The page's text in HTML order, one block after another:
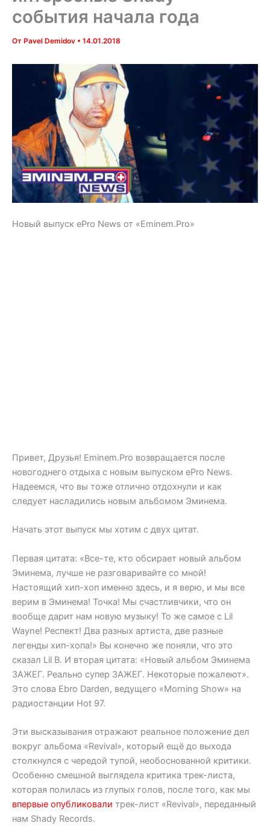
события начала года
От Pavel Demidov • 14.01.2018
Новый выпуск ePro News от «Eminem.Pro»
Привет, Друзья! Eminem.Pro возвращается после
новогоднего отдыха с новым выпуском ePro News.
Надеемся, что вы тоже отлично отдохнули и как
следует насладились новым альбомом Эминема.
Начать этот выпуск мы хотим с двух цитат.
Первая цитата: «Все-те, кто обсирает новый альбом
Эминема, лучше не разговаривайте со мной!
Настоящий хип-хоп именно здесь, и я верю, и мы все
верим в Эминема! Точка! Мы счастливчики, что он
вообще дарит нам новую музыку! То же самое с Lil
Wayne! Респект! Два разных артиста, две разные
легенды хип-хопа!» Вы конечно же поняли, что это
сказал Lil B. И вторая цитата: «Новый альбом Эминема
ЗАЖЕГ. Реально супер ЗАЖЕГ. Некоторые пожалеют».
Это слова Ebro Darden, ведущего «Morning Show» на
радиостанции Hot 97.
Эти высказывания отражают реальное положение дел
вокруг альбома «Revival», который ещё до выхода
столкнулся с чередой тупой, необоснованной критики.
Особенно смешной выглядела критика трек-листа,
которая полилась из глупых голов, после того, как мы
впервые опубликовали трек-лист «Revival», переданный
нам Shady Records.